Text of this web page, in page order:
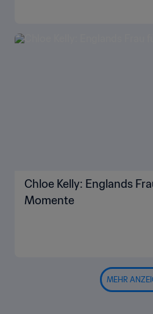
Chloe Kelly: Englands
Momente
MEHR